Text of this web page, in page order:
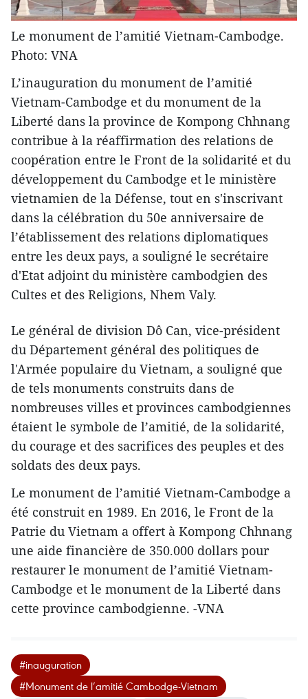
Le monument de l’amitié Vietnam-Cambodge.
Photo: VNA
L’inauguration du monument de l’amitié
Vietnam-Cambodge et du monument de la
Liberté dans la province de Kompong Chhnang
contribue à la réaffirm​ation des relations de
coopération entre le Front de la solidarité et du
développement du Cambodge et le ministère
vietnamien de la Défense, ​tout en s'inscrivant
dans la célébration ​du 50e anniversaire de
l’établissement des relations diplomatiques
entre les deux pays, a souligné le secrétaire
d'Etat adjoint du ministère cambodgien des
Cultes et des Religions, Nhem Valy.
Le général de division Dô Can, vice-président
du Département général des politiques de
l'Armée populaire du Vietnam, a souligné que ​
de tels monuments construits dans de
nombreuses villes et provinces cambodgiennes
étaient le symbole de l’amitié, de la solidarité, ​
du courage et des sacrifices des peuples et des
soldats des deux pays.
Le monument de l’amitié Vietnam-Cambodge a
été construit en 1989. En 2016, le Front de la
Patrie du Vietnam a offert à Kompong Chhnang
une aide financière de 350.000 dollars pour
restaurer le monument de l’amitié Vietnam-
Cambodge et le monument de la Liberté dans
cette province cambodgienne. -VNA
#inauguration
#Monument de l’amitié Cambodge-Vietnam